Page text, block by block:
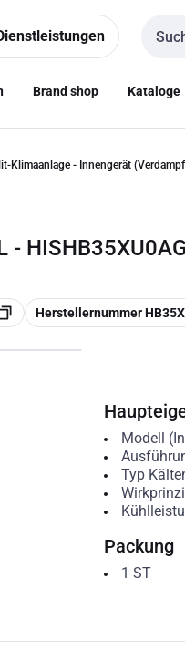
Brand shop Kataloge
Klimaanlage - Innengerät
-
Kopieren
Herstellernummer
Modell
Typ
Packung
1 ST